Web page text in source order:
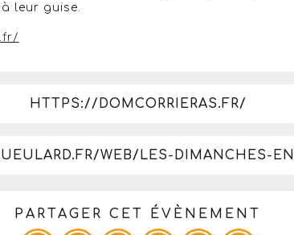
leur guise.
HTTPS://DOMCORRIERAS.FR/
WEB/LES-DIMANCHES-
PARTAGER CET ÉVÈNEMENT